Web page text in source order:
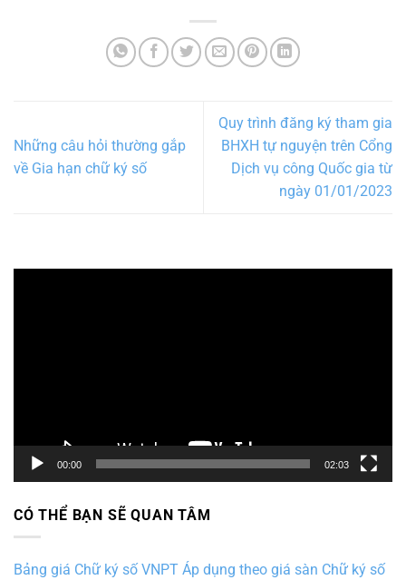
Những câu hỏi thường gắp
về Gia hạn chữ ký số
Quy trình đăng ký tham gia
BHXH tự nguyện trên Cổng
Dịch vụ công Quốc gia từ
ngày 01/01/2023
00:00 02:03
CÓ THỂ BẠN SẼ QUAN TÂM
Bảng giá Chữ ký số VNPT Áp dụng theo giá sàn Chữ ký số